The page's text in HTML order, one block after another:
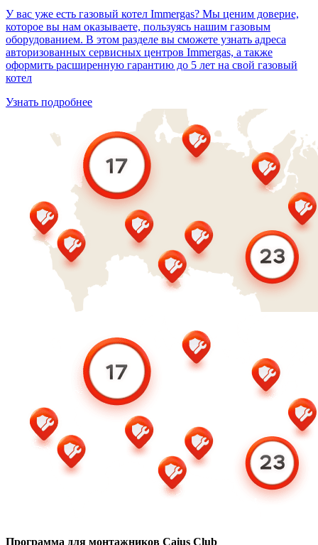
У вас уже есть газовый котел Immergas? Мы ценим доверие,
которое вы нам оказываете, пользуясь нашим газовым
оборудованием. В этом разделе вы сможете узнать адреса
авторизованных сервисных центров Immergas, а также
оформить расширенную гарантию до 5 лет на свой газовый
котел
Узнать подробнее
Программа для монтажников Caius Club